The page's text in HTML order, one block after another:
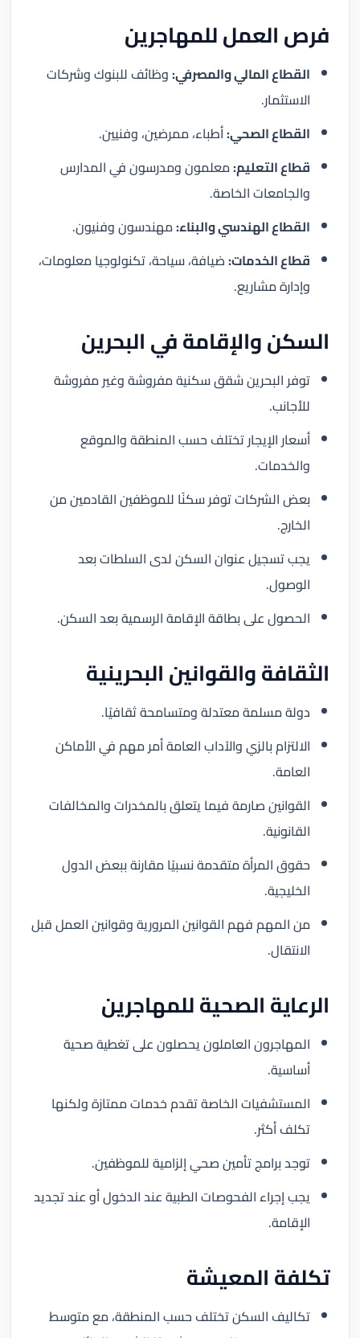
فرص العمل للمهاجرين
القطاع المالي والمصرفي:وظائف للبنوك وشركات
الاستثمار.
القطاع الصحي:أطباء، ممرضين، وفنيين.
قطاع التعليم:معلمون ومدرسون في المدارس
والجامعات الخاصة.
القطاع الهندسي والبناء:مهندسون وفنيون.
قطاع الخدمات:ضيافة، سياحة، تكنولوجيا معلومات،
وإدارة مشاريع.
السكن والإقامة في البحرين
توفر البحرين شقق سكنية مفروشة وغير مفروشة
للأجانب.
أسعار الإيجار تختلف حسب المنطقة والموقع
والخدمات.
بعض الشركات توفر سكنًا للموظفين القادمين من
الخارج.
يجب تسجيل عنوان السكن لدى السلطات بعد
الوصول.
الحصول على بطاقة الإقامة الرسمية بعد السكن.
الثقافة والقوانين البحرينية
دولة مسلمة معتدلة ومتسامحة ثقافيًا.
الالتزام بالزي والآداب العامة أمر مهم في الأماكن
العامة.
القوانين صارمة فيما يتعلق بالمخدرات والمخالفات
القانونية.
حقوق المرأة متقدمة نسبيًا مقارنة ببعض الدول
الخليجية.
من المهم فهم القوانين المرورية وقوانين العمل قبل
الانتقال.
الرعاية الصحية للمهاجرين
المهاجرون العاملون يحصلون على تغطية صحية
أساسية.
المستشفيات الخاصة تقدم خدمات ممتازة ولكنها
تكلف أكثر.
توجد برامج تأمين صحي إلزامية للموظفين.
يجب إجراء الفحوصات الطبية عند الدخول أو عند تجديد
الإقامة.
تكلفة المعيشة
تكاليف السكن تختلف حسب المنطقة، مع متوسط